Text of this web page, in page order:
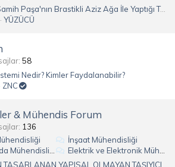
Erzurum Valisi Samih Paşa'nın Brastikli Aziz Ağa İle Yaptığı Tarihi Konuşma
YÜZÜCÜ
58
Nedir? Kimler Faydalanabilir?
ZNC
& Mühendis Forum
136
İnşaat Mühendisliği
Mühendisliği
Elektrik ve Elektronik Mühendisliği
TASARLANAN YAPISAL OLMAYAN TAŞIYICI